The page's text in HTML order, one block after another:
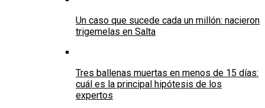
Un caso que sucede cada un millón: nacieron
trigemelas en Salta
Tres ballenas muertas en menos de 15 días:
cuál es la principal hipótesis de los
expertos